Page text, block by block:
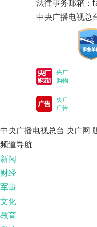
法律事务邮箱：
中央广播电视总
央广
购物
央广
广告
中央广播电视总台 央广网
频道导航
新闻
财经
军事
文化
教育